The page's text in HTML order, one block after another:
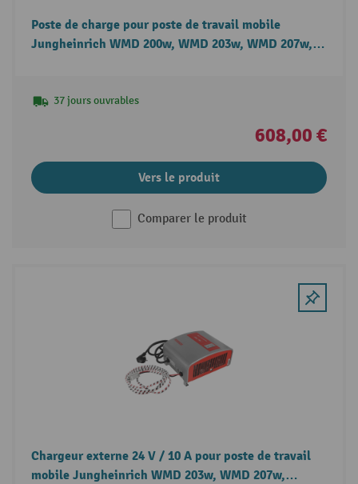
Poste de charge pour poste de travail mobile
Jungheinrich WMD 200w, WMD 203w, WMD 207w,
37 jours ouvrables
608,00 €
Vers le produit
Comparer le produit
Chargeur externe 24 V / 10 A pour poste de travail
mobile Jungheinrich WMD 203w, WMD 207w,